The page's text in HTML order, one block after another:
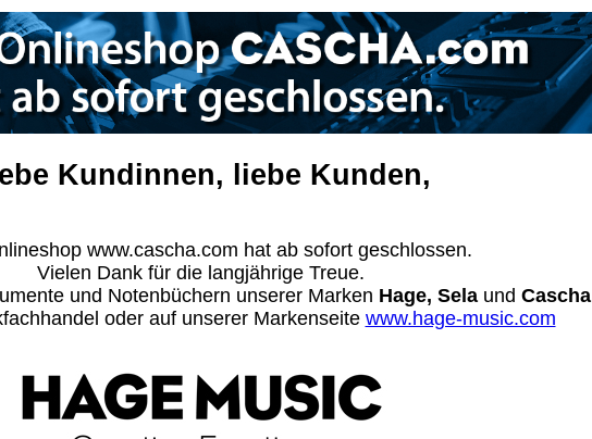
Kundinnen, liebe Kunden,
www.cascha.com hat ab sofort geschlossen.
Vielen Dank für die langjährige Treue.
und Notenbüchern unserer Marken Hage, Selaund Cascha
oder auf unserer Markenseite www.hage-music.com